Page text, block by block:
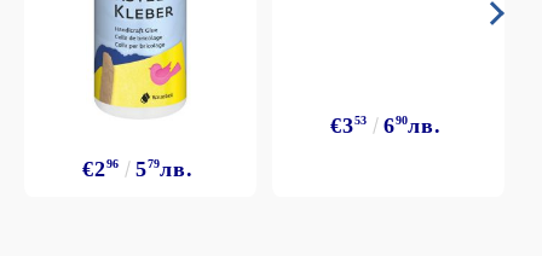
€296 579лв.
€353 690лв.